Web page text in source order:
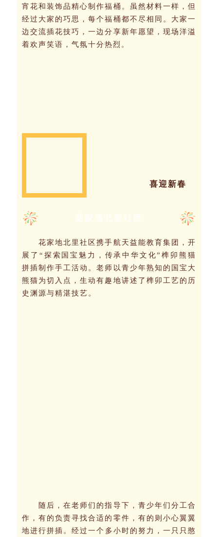
宵花和装饰品精心制作福桶。虽然材料一样，但
经过大家的巧思，每个福桶都不尽相同。大家一
边交流插花技巧，一边分享新年愿望，现场洋溢
着欢声笑语，气氛十分热烈。
喜迎新春
花家地北里社区携手航天益能教育集团，开
展了“探索国宝魅力，传承中华文化”榫卯熊猫
拼插制作手工活动。老师以青少年熟知的国宝大
熊猫为切入点，生动有趣地讲述了榫卯工艺的历
史渊源与精湛技艺。
随后，在老师们的指导下，青少年们分工合
作，有的负责寻找合适的零件，有的则小心翼翼
地进行拼插。经过一个多小时的努力，一只只憨